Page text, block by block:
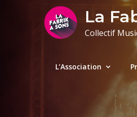
La
Collectif
L’Association